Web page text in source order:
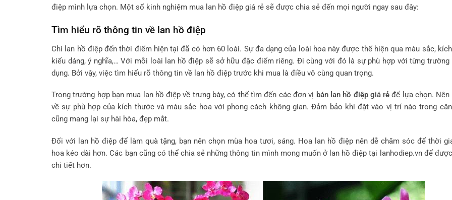
điệp mình lựa chọn. Một số kinh nghiệm mua lan hồ điệp giá rẻ sẽ được chia sẻ đến mọi người ngay sau đây:
Tìm hiểu rõ thông tin về lan hồ điệp
Chi lan hồ điệp đến thời điểm hiện tại đã có hơn 60 loài. Sự đa dạng của loài hoa này được thể hiện qua màu sắc,
kiểu dáng, ý nghĩa,… Với mỗi loài lan hồ điệp sẽ sở hữu đặc điểm riêng. Đi cùng với đó là sự phù hợp với từng trường
dụng. Bởi vậy, việc tìm hiểu rõ thông tin về lan hồ điệp trước khi mua là điều vô cùng quan trọng.
Trong trường hợp bạn mua lan hồ điệp về trưng bày, có thể tìm đến các đơn vị bán lan hồ điệp giá rẻ để lựa chọn. Nên
về sự phù hợp của kích thước và màu sắc hoa với phong cách không gian. Đảm bảo khi đặt vào vị trí nào trong
cũng mang lại sự hài hòa, đẹp mắt.
Đối với lan hồ điệp để làm quà tặng, bạn nên chọn mùa hoa tươi, sáng. Hoa lan hồ điệp nên dễ chăm sóc để thời
hoa kéo dài hơn. Các bạn cũng có thể chia sẻ những thông tin mình mong muốn ở lan hồ điệp tại lanhodiep.vn để
chi tiết hơn.